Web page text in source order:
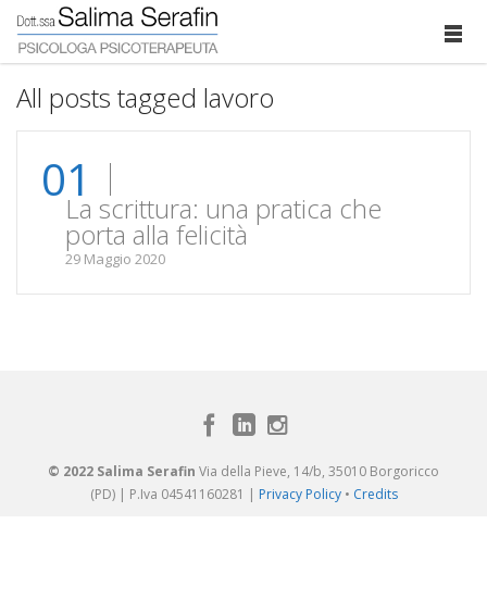
All posts tagged lavoro
01La scrittura: una pratica che
porta alla felicità
29 Maggio 2020
© 2022 Salima Serafin Via della Pieve, 14/b, 35010 Borgoricco
(PD) | P.Iva 04541160281 | Privacy Policy• Credits